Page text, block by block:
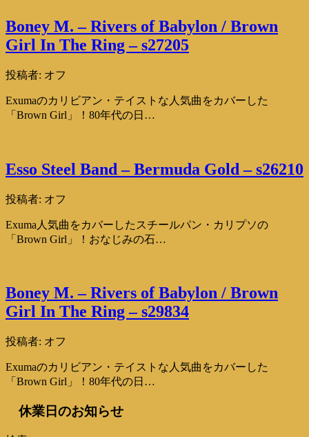
Boney M. – Rivers of Babylon / Brown
Girl In The Ring – s27205
投稿者: オフ
Exumaのカリビアン・テイストな人気曲をカバーした
「Brown Girl」！80年代の日…
Esso Steel Band – Bermuda Gold – s26210
投稿者: オフ
Exuma人気曲をカバーしたスチールパン・カリプソの
「Brown Girl」！おなじみの石…
Boney M. – Rivers of Babylon / Brown
Girl In The Ring – s29834
投稿者: オフ
Exumaのカリビアン・テイストな人気曲をカバーした
「Brown Girl」！80年代の日…
休業日のお知らせ